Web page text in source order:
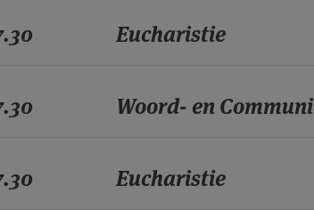
Eucharistie
Woord- en
Eucharistie